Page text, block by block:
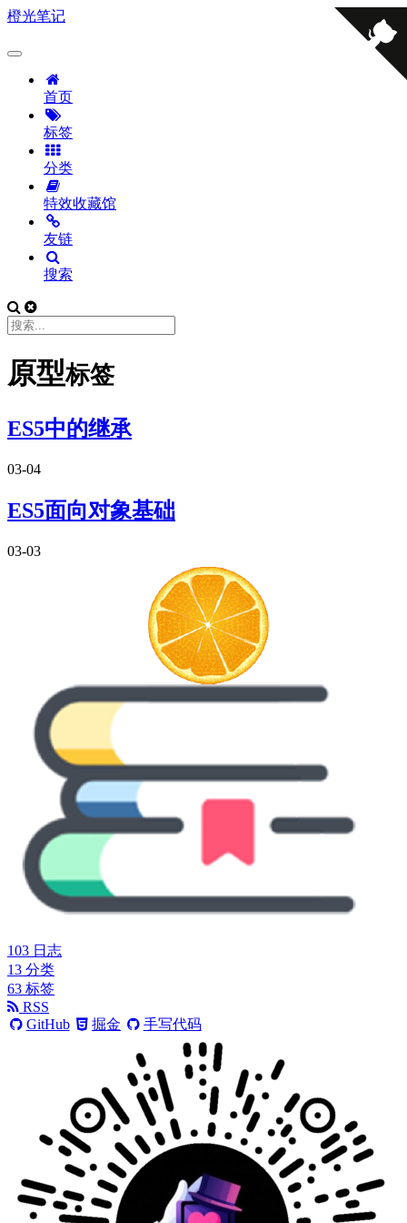
橙光笔记
首页
标签
分类
特效收藏馆
友链
搜索
原型标签
ES5中的继承
03-04
ES5面向对象基础
03-03
103 日志
13 分类
63 标签
RSS
GitHub
掘金 手写代码